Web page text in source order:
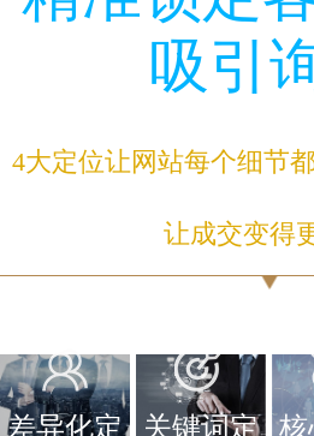
吸引
4大定位让网站每个细节
让成交变得
差异化定 关键词定